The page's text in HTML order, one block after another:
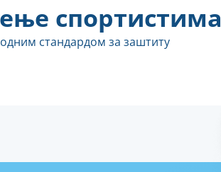
спортистима
стандардом за заштиту